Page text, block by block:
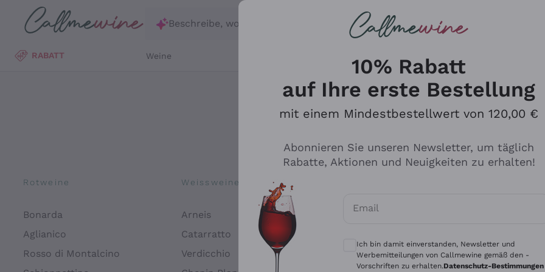
Zum Hauptinhalt springen
Beschreibe, wonach du suchst
RABATT Weine
Rotweine
Bonarda
Aglianico
Rosso di Montalcino
Weissweine
Arneis
Catarratto
Verdicchio
Tenuta San Leonardo
Alessandra Divella
Für
10% Rabatt
auf Ihre erste Bestellung
mit einem Mindestbestellwert von 120,00 €
Abonnieren Sie unseren Newsletter, um täglich
Rabatte, Aktionen und Neuigkeiten zu erhalten!
Email
Optionale Einwilligungen zum Erhalt von
Ich bin damit einverstanden, Newsletter und
Werbemitteilungen von Callmewine gemäß den -
Vorschriften zu erhalten.Datenschutz-Bestimmungen